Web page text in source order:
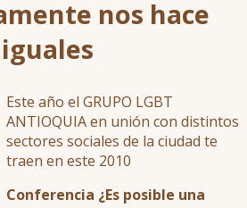
nos hace
iguales
Este año el GRUPO LGBT
ANTIOQUIA en unión con distintos
sectores sociales de la ciudad te
traen en este 2010
Conferencia ¿Es posible una